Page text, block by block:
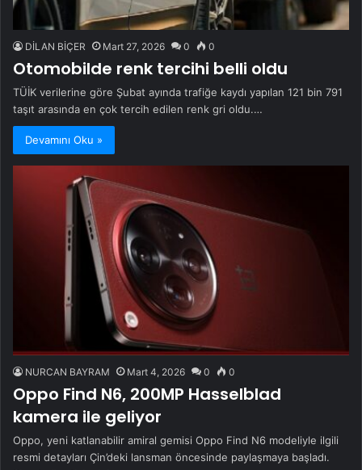
DİLAN BİÇER Mart 27, 2026 0 0
Otomobilde renk tercihi belli oldu
TÜİK verilerine göre Şubat ayında trafiğe kaydı yapılan 121 bin 791
taşıt arasında en çok tercih edilen renk gri oldu.…
Devamını Oku »
NURCAN BAYRAM Mart 4, 2026 0 0
Oppo Find N6, 200MP Hasselblad
kamera ile geliyor
Oppo, yeni katlanabilir amiral gemisi Oppo Find N6 modeliyle ilgili
resmi detayları Çin’deki lansman öncesinde paylaşmaya başladı.